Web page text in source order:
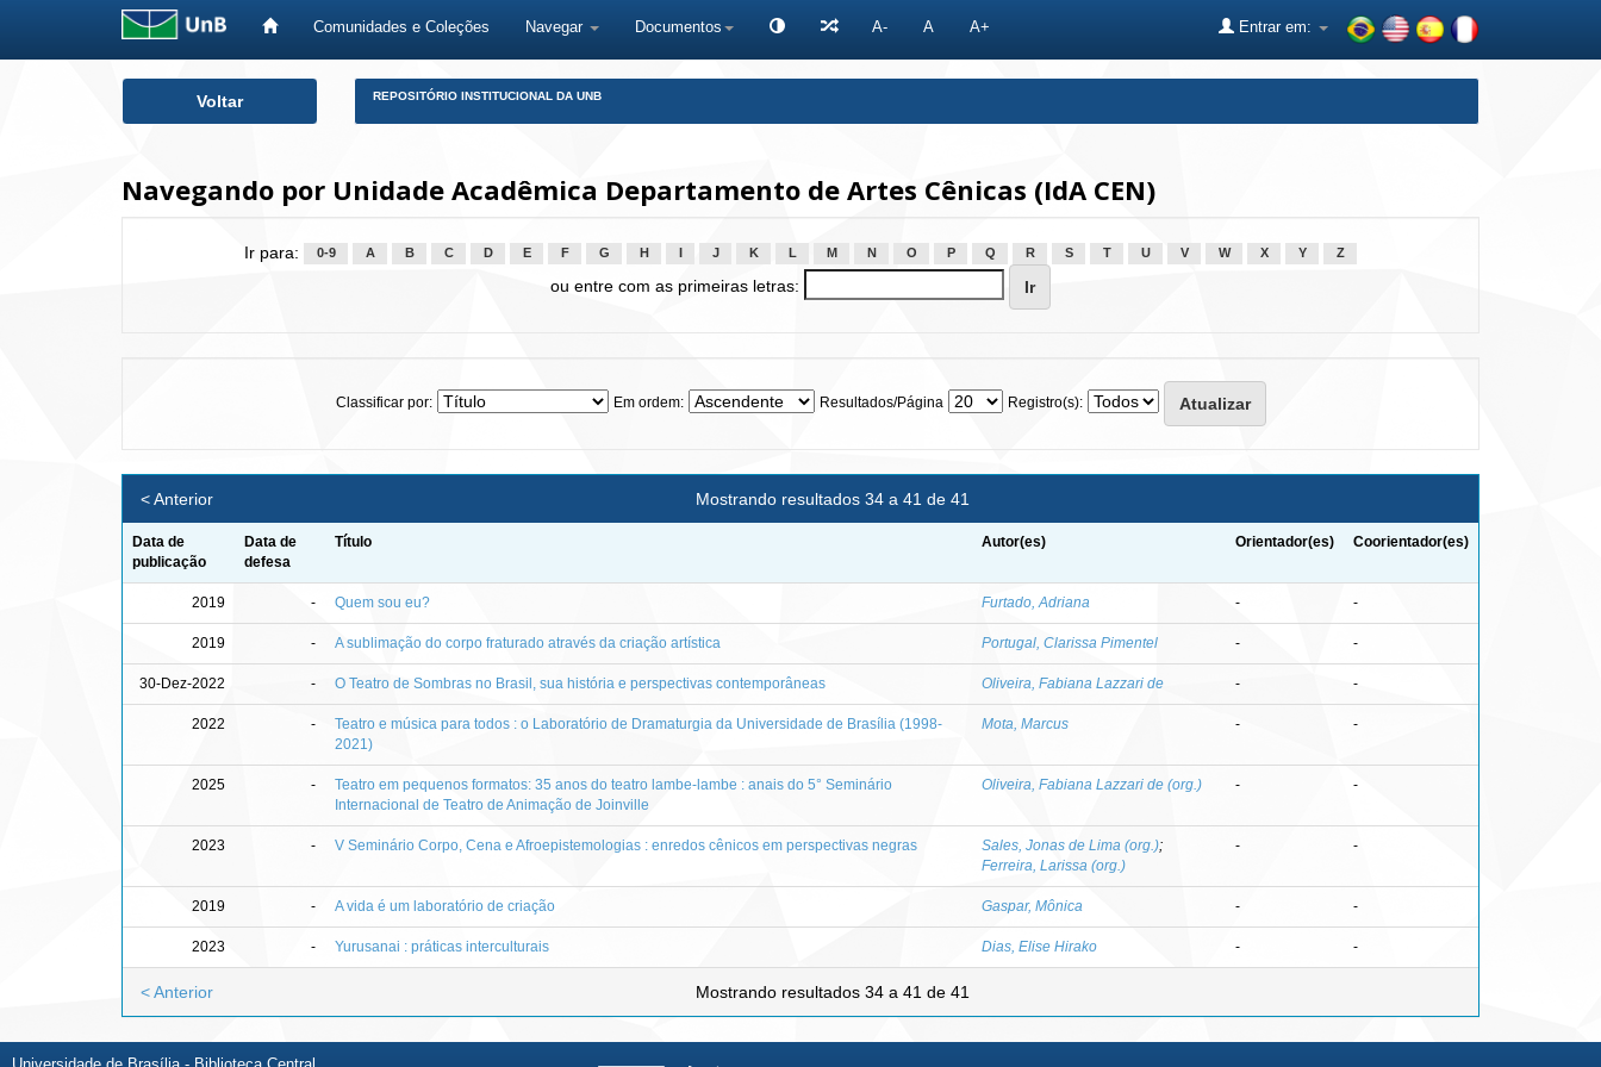
Comunidades e Coleções Navegar Documentos A- A A+ Entrar em:
Voltar REPOSITÓRIO INSTITUCIONAL DA UNB
Navegando por Unidade Acadêmica Departamento de Artes Cênicas (IdA CEN)
Ir para: 0-9 A B C D E F G H J K L M N O P Q R S T U V W X Y Z
ou entre com as primeiras letras:
Classificar por: Em ordem: Resultados/Página Registro(s):
Mostrando resultados 34 a 41 de 41
< Anterior
Data de
publicação
Data de
defesa
Título Autor(es) Orientador(es) Coorientador(es)
2019 - Quem sou eu? Furtado, Adriana - -
2019 - A sublimação do corpo fraturado através da criação artística Portugal, Clarissa Pimentel - -
30-Dez-2022 - O Teatro de Sombras no Brasil, sua história e perspectivas contemporâneas Oliveira, Fabiana Lazzari de - -
2022 -
Teatro e música para todos : o Laboratório de Dramaturgia da Universidade de Brasília (1998-
2021)
Mota, Marcus - -
2025 -
Teatro em pequenos formatos: 35 anos do teatro lambe-lambe : anais do 5° Seminário
Internacional de Teatro de Animação de Joinville
Oliveira, Fabiana Lazzari de (org.) - -
2023 - V Seminário Corpo, Cena e Afroepistemologias : enredos cênicos em perspectivas negras Sales, Jonas de Lima (org.);
Ferreira, Larissa (org.)
- -
2019 - A vida é um laboratório de criação Gaspar, Mônica - -
2023 - Yurusanai : práticas interculturais Dias, Elise Hirako - -
Mostrando resultados 34 a 41 de 41
< Anterior
Universidade de Brasília - Biblioteca Central